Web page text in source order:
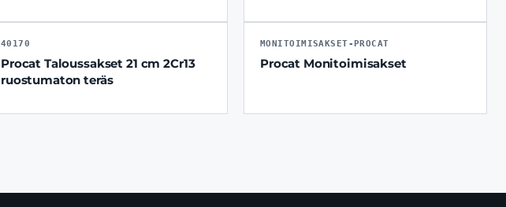
40170
Procat Taloussakset 21 cm 2Cr13
ruostumaton teräs
MONITOIMISAKSET-PROCAT
Procat Monitoimisakset